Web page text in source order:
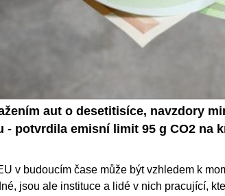
aut o desetitisíce, navzdory
- potvrdila emisní limit 95 g CO2 na
v budoucím čase může být vzhledem k
jsou ale instituce a lidé v nich pracující,